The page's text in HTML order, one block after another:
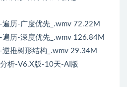
历-广度优先_.wmv 72.22M
历-深度优先_.wmv 126.84M
推树形结构_.wmv 29.34M
析-V6.X版-10天-AI版